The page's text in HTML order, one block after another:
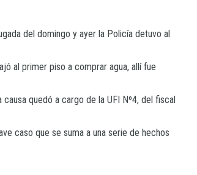
del domingo y ayer la Policía detuvo al
al primer piso a comprar agua, allí fue
quedó a cargo de la UFI Nº4, del fiscal
caso que se suma a una serie de hechos